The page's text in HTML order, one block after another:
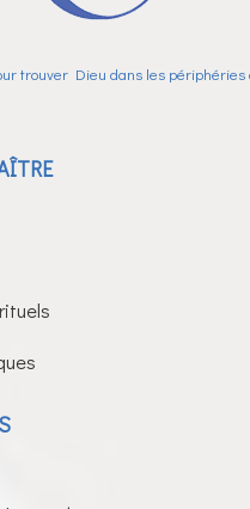
trouver Dieu dans les périphéries